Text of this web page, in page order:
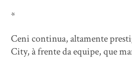
*
Ceni continua, altamente
City, à frente da equipe, que